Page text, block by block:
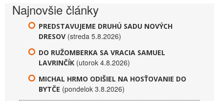
Najnovšie články
PREDSTAVUJEME DRUHÚ SADU NOVÝCH
DRESOV (streda 5.8.2026)
DO RUŽOMBERKA SA VRACIA SAMUEL
LAVRINČÍK (utorok 4.8.2026)
MICHAL HRMO ODIŠIEL NA HOSŤOVANIE DO
BYTČE (pondelok 3.8.2026)